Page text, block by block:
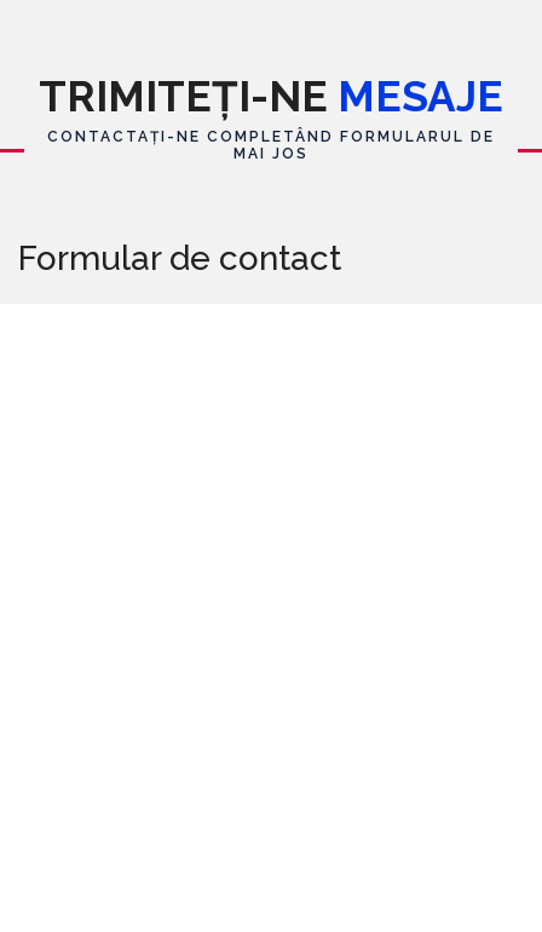
TRIMITEȚI-NE MESAJE
CONTACTAȚI-NE COMPLETÂND FORMULARUL DE
MAI JOS
Formular de contact